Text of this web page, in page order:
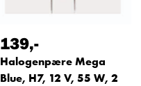
139,-
Halogenpære Mega
Blue, H7, 12 V, 55 W, 2